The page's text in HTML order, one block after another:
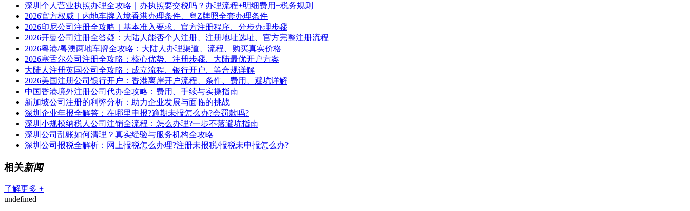
深圳个人营业执照办理全攻略｜办执照要交税吗？办理流程+明细费用+税务规则
2026官方权威｜内地车牌入境香港办理条件、粤Z牌照全套办理条件
2026印尼公司注册全攻略｜基本准入要求、官方注册程序、分步办理步骤
2026开曼公司注册全答疑：大陆人能否个人注册、注册地址选址、官方完整注册流程
2026粤港/粤澳两地车牌全攻略：大陆人办理渠道、流程、购买真实价格
2026塞舌尔公司注册全攻略：核心优势、注册步骤、大陆最优开户方案
大陆人注册英国公司全攻略：成立流程、银行开户、等合规详解
2026美国注册公司银行开户：香港离岸开户流程、条件、费用、避坑详解
中国香港境外注册公司代办全攻略：费用、手续与实操指南
新加坡公司注册的利弊分析：助力企业发展与面临的挑战
深圳企业年报全解答：在哪里申报?逾期未报怎么办?会罚款吗?
深圳小规模纳税人公司注销全流程：怎么办理?一步不落避坑指南
深圳公司乱账如何清理？真实经验与服务机构全攻略
深圳公司报税全解析：网上报税怎么办理?注册未报税/报税未申报怎么办?
相关新闻
了解更多 +
undefined